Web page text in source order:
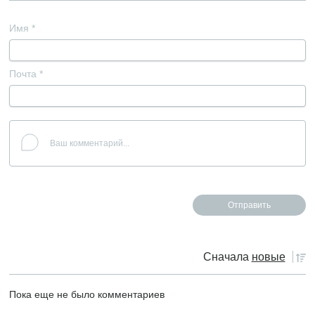
Имя *
Почта *
Сначала новые
Пока еще не было комментариев